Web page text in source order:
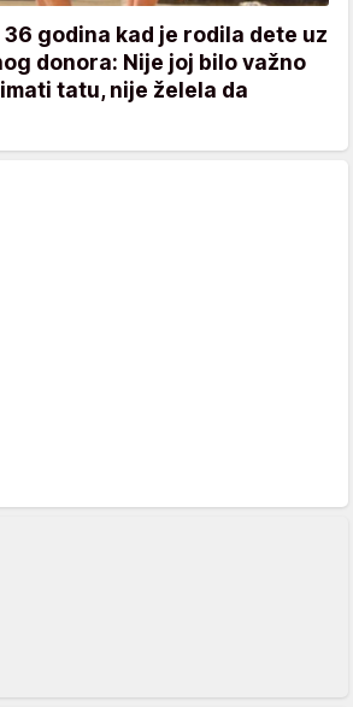
godina kad je rodila dete uz
donora: Nije joj bilo važno
tatu, nije želela da